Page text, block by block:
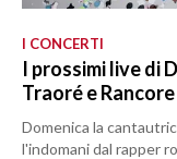
I CONCERTI
I prossimi live di
Traoré e Rancore
Domenica la
l'indomani dal rapper